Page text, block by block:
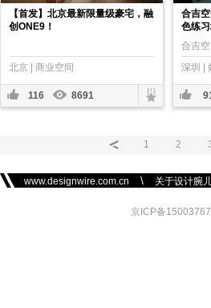
【首发】北京最新限量级豪宅，融
创ONE9！
北京 | 商业空间
116 8691
合吉
色练
合吉
深圳 |
1 2
www.designwire.com.cn \ 关于设计腕
京ICP备